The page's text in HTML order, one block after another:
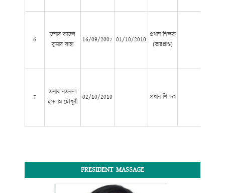
6
জনাব কাজল
কুমার সাহা
16/09/2007 01/10/2010
প্রধান শিক্ষক
(ভারপ্রাপ্ত)
7
জনাব নজরুল
ইসলাম চৌধুরী
02/10/2010 প্রধান শিক্ষক
PRESIDENT MASSAGE